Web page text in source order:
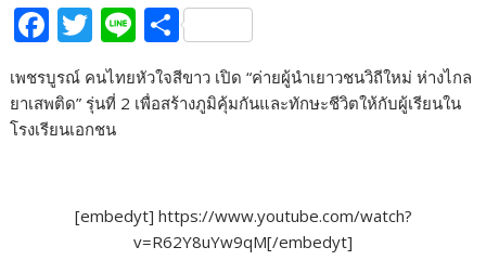
F
ac
e
b
T
w
itt
er
Li
n
e
S
h
ar
เพชรบูรณ์ คนไทยหัวใจสีขาว เปิด “ค่ายผู้นำเยาวชนวิถีใหม่ ห่างไกล
ยาเสพติด” รุ่นที่ 2 เพื่อสร้างภูมิคุ้มกันและทักษะชีวิตให้กับผู้เรียนใน
โรงเรียนเอกชน
[embedyt] https://www.youtube.com/watch?
v=R62Y8uYw9qM[/embedyt]